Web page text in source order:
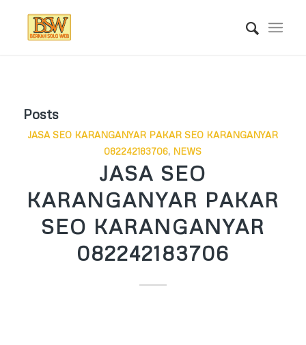
Posts
JASA SEO KARANGANYAR PAKAR SEO KARANGANYAR
082242183706, NEWS
JASA SEO
KARANGANYAR PAKAR
SEO KARANGANYAR
082242183706